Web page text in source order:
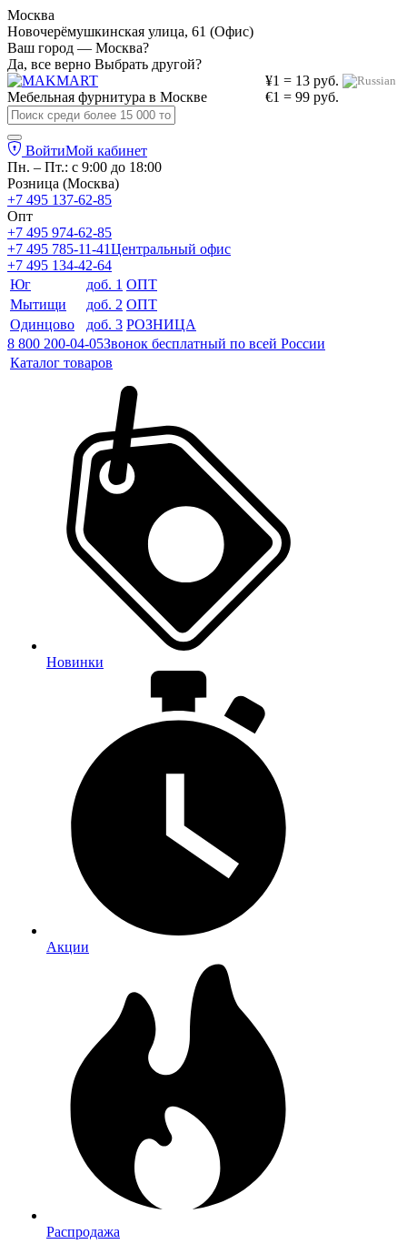
Москва
Новочерёмушкинская улица, 61 (Офис)
Ваш город — Москва?
Да, все верно Выбрать другой?
¥1 = 13 руб.
€1 = 99 руб.
Мебельная фурнитура в Москве
ВойтиМой кабинет
Пн. – Пт.: с 9:00 до 18:00
Розница (Москва)
+7 495 137-62-85
Опт
+7 495 974-62-85
+7 495 785-11-41Центральный офис
+7 495 134-42-64
Юг
доб. 1 ОПТ
Мытищи
доб. 2 ОПТ
Одинцово
доб. 3 РОЗНИЦА
8 800 200-04-05Звонок бесплатный по всей России
Каталог товаров
Новинки
Акции
Распродажа